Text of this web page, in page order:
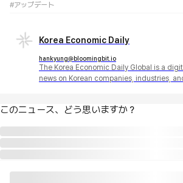
#アップデート
Korea Economic Daily
hankyung@bloomingbit.io
The Korea Economic Daily Global is a
news on Korean companies, industries,
このニュース、どう思いますか？